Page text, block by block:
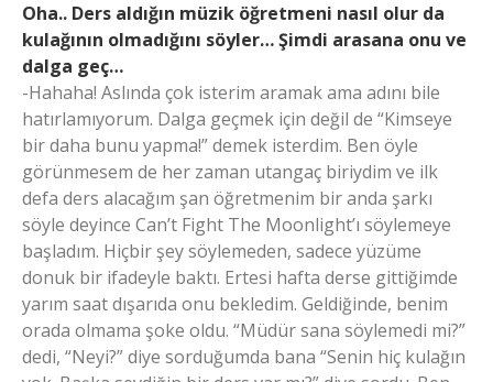
Oha.. Ders aldığın müzik öğretmeni nasıl olur da
kulağının olmadığını söyler… Şimdi arasana onu ve
dalga geç…
-Hahaha! Aslında çok isterim aramak ama adını bile
hatırlamıyorum. Dalga geçmek için değil de “Kimseye
bir daha bunu yapma!” demek isterdim. Ben öyle
görünmesem de her zaman utangaç biriydim ve ilk
defa ders alacağım şan öğretmenim bir anda şarkı
söyle deyince Can’t Fight The Moonlight’ı söylemeye
başladım. Hiçbir şey söylemeden, sadece yüzüme
donuk bir ifadeyle baktı. Ertesi hafta derse gittiğimde
yarım saat dışarıda onu bekledim. Geldiğinde, benim
orada olmama şoke oldu. “Müdür sana söylemedi mi?”
dedi, “Neyi?” diye sorduğumda bana “Senin hiç kulağın